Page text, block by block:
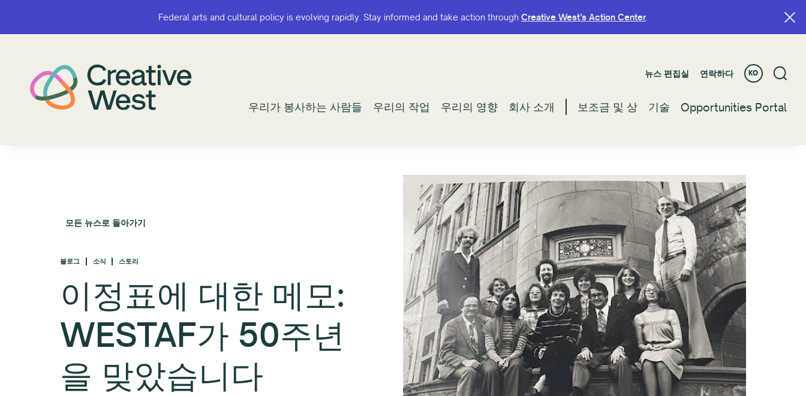
Federal arts and cultural policy is evolving rapidly. Stay informed and take action through Creative West’s Action Center.
뉴스 편집실 연락하다 KO
우리가 봉사하는 사람들 우리의 작업 우리의 영향 회사 소개 보조금 및 상 기술 Opportunities Portal
Federal arts and cultural policy is evolving rapidly. Stay informed and take action through Creative West’s Action Center.
뉴스 편집실 연락하다 KO
우리가 봉사하는 사람들 우리의 작업 우리의 영향 회사 소개 보조금 및 상 기술 Opportunities Portal
모든 뉴스로 돌아가기
블로그 소식 스토리
이정표에 대한 메모:
WESTAF가 50주년
을 맞았습니다